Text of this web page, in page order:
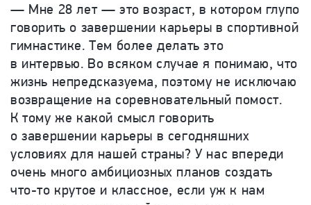
— Мне 28 лет — это возраст, в котором глупо
говорить о завершении карьеры в спортивной
гимнастике. Тем более делать это
в интервью. Во всяком случае я понимаю, что
жизнь непредсказуема, поэтому не исключаю
возвращение на соревновательный помост.
К тому же какой смысл говорить
о завершении карьеры в сегодняшних
условиях для нашей страны? У нас впереди
очень много амбициозных планов создать
что-то крутое и классное, если уж к нам